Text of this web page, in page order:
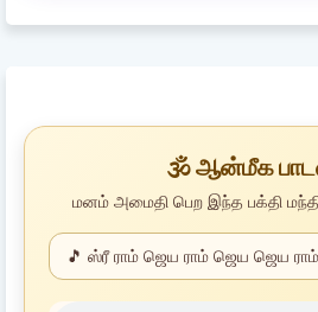
🕉️ ஆன்மீக
மனம் அமைதி பெற இந்த பக்தி